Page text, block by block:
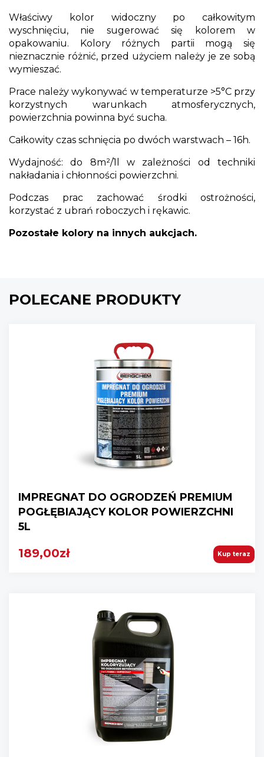
Właściwy kolor widoczny po całkowitym
wyschnięciu, nie sugerować się kolorem w
opakowaniu. Kolory różnych partii mogą się
nieznacznie różnić, przed użyciem należy je ze sobą
wymieszać.
Prace należy wykonywać w temperaturze >5°C przy
korzystnych warunkach atmosferycznych,
powierzchnia powinna być sucha.
Całkowity czas schnięcia po dwóch warstwach – 16h.
Wydajność: do 8m²/1l w zależności od techniki
nakładania i chłonności powierzchni.
Podczas prac zachować środki ostrożności,
korzystać z ubrań roboczych i rękawic.
Pozostałe kolory na innych aukcjach.
POLECANE PRODUKTY
IMPREGNAT DO OGRODZEŃ PREMIUM
POGŁĘBIAJĄCY KOLOR POWIERZCHNI
5L
189,00zł Kup teraz